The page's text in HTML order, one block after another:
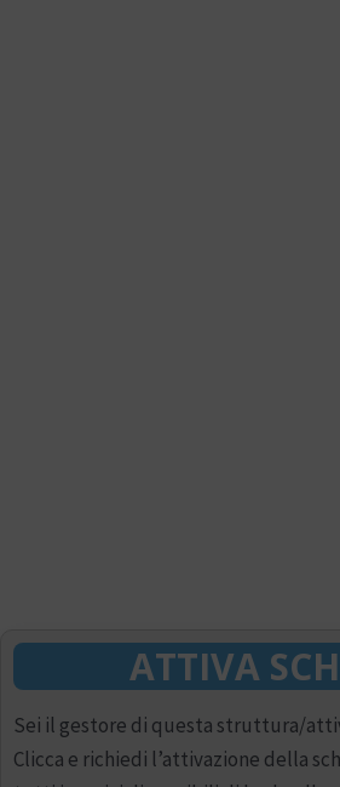
ATTIVA
Sei il gestore di questa struttura/
Clicca e richiedi l’attivazione della